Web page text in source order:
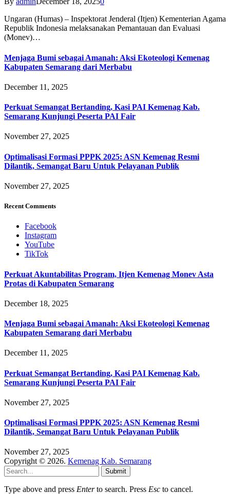
Ungaran (Humas) – Inspektorat Jenderal (Itjen) Kementerian Agama
Republik Indonesia melaksanakan Pemantauan dan Evaluasi
(Monev)…
Menjaga Bumi sebagai Amanah: Aksi Ekoteologi Kemenag
Kabupaten Semarang dari Merbabu
December 11, 2025
Perkuat Semangat Bertanding, Kasi PAI Kemenag Kab.
Semarang Kunjungi Peserta PAI Fair
November 27, 2025
Optimalisasi Formasi PPPK 2025: ASN Kemenag Resmi
Dilantik, Semangat Baru Untuk Pelayanan Publik
November 27, 2025
Recent Comments
Facebook
Instagram
YouTube
TikTok
Perkuat Akuntabilitas Program, Itjen Kemenag Monev Asta
Protas di Kabupaten Semarang
December 18, 2025
Menjaga Bumi sebagai Amanah: Aksi Ekoteologi Kemenag
Kabupaten Semarang dari Merbabu
December 11, 2025
Perkuat Semangat Bertanding, Kasi PAI Kemenag Kab.
Semarang Kunjungi Peserta PAI Fair
November 27, 2025
Optimalisasi Formasi PPPK 2025: ASN Kemenag Resmi
Dilantik, Semangat Baru Untuk Pelayanan Publik
November 27, 2025
Copyright © 2026. Kemenag Kab. Semarang
Submit
Type above and press Enterto search. Press Esc to cancel.